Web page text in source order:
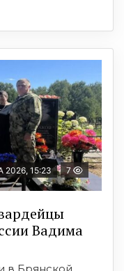
2026, 15:23 7
Вадима